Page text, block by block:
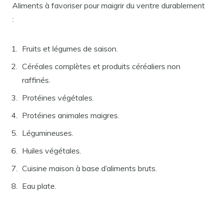
Aliments à favoriser pour maigrir du ventre durablement
:
Fruits et légumes de saison.
Céréales complètes et produits céréaliers non
raffinés.
Protéines végétales.
Protéines animales maigres.
Légumineuses.
Huiles végétales.
Cuisine maison à base d’aliments bruts.
Eau plate.